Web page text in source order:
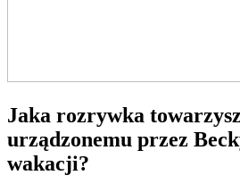
Jaka rozrywka
urządzonemu przez
wakacji?